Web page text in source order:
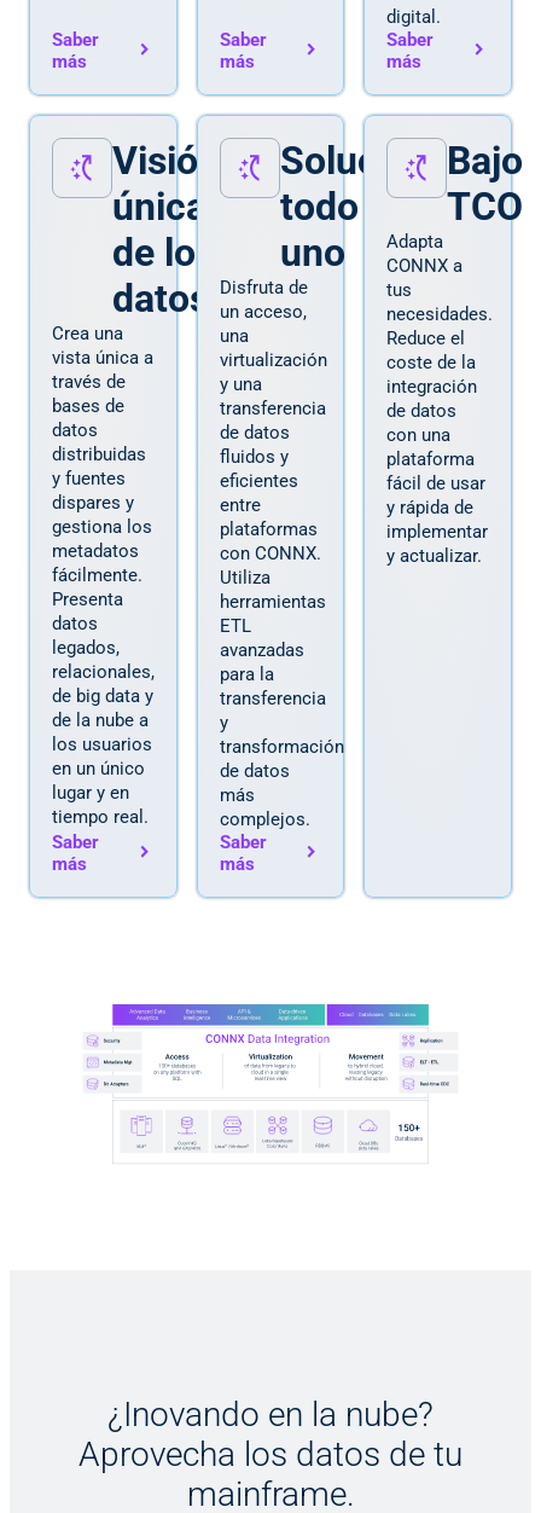
Saber
más
Saber
más
digital.
Saber
más
Visión
única
de los
datos
Crea una
vista única a
través de
bases de
datos
distribuidas
y fuentes
dispares y
gestiona los
metadatos
fácilmente.
Presenta
datos
legados,
relacionales,
de big data y
de la nube a
los usuarios
en un único
lugar y en
tiempo real.
Saber
más
Solución
todo en
uno
Disfruta de
un acceso,
una
virtualización
y una
transferencia
de datos
fluidos y
eficientes
entre
plataformas
con CONNX.
Utiliza
herramientas
ETL
avanzadas
para la
transferencia
y
transformación
de datos
más
complejos.
Saber
más
Bajo
TCO
Adapta
CONNX a
tus
necesidades.
Reduce el
coste de la
integración
de datos
con una
plataforma
fácil de usar
y rápida de
implementar
y actualizar.
¿Inovando en la nube?
Aprovecha los datos de tu
mainframe.